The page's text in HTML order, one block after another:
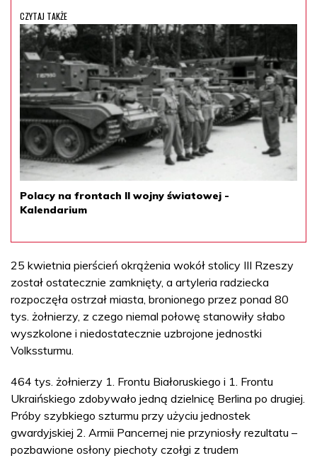
CZYTAJ TAKŻE
Polacy na frontach II wojny światowej -
Kalendarium
25 kwietnia pierścień okrążenia wokół stolicy III Rzeszy
został ostatecznie zamknięty, a artyleria radziecka
rozpoczęła ostrzał miasta, bronionego przez ponad 80
tys. żołnierzy, z czego niemal połowę stanowiły słabo
wyszkolone i niedostatecznie uzbrojone jednostki
Volkssturmu.
464 tys. żołnierzy 1. Frontu Białoruskiego i 1. Frontu
Ukraińskiego zdobywało jedną dzielnicę Berlina po drugiej.
Próby szybkiego szturmu przy użyciu jednostek
gwardyjskiej 2. Armii Pancernej nie przyniosły rezultatu –
pozbawione osłony piechoty czołgi z trudem